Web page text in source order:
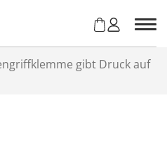
gibt Druck auf